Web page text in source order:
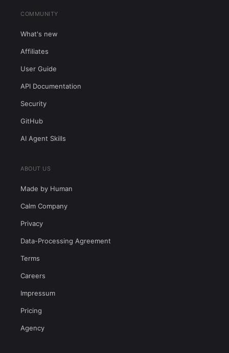
COMMUNITY
What's new
Affiliates
User Guide
API Documentation
Security
GitHub
AI Agent Skills
ABOUT US
Made by Human
Calm Company
Privacy
Data-Processing Agreement
Terms
Careers
Impressum
Pricing
Agency